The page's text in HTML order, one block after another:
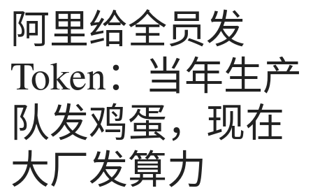
阿里给全员发
Token：当年生产
队发鸡蛋，现在
大厂发算力